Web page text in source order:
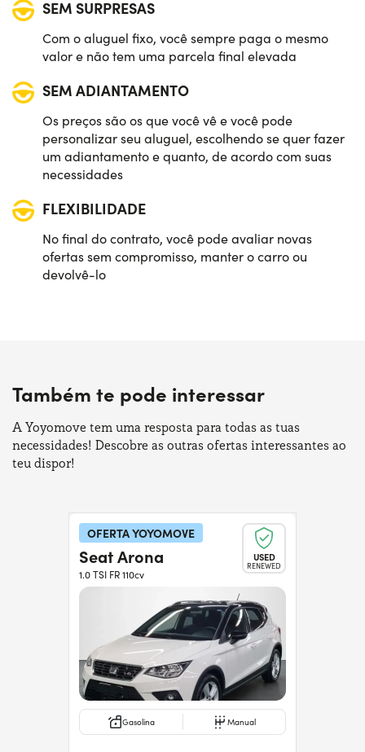
SEM SURPRESAS
Com o aluguel fixo, você sempre paga o mesmo
valor e não tem uma parcela final elevada
SEM ADIANTAMENTO
Os preços são os que você vê e você pode
personalizar seu aluguel, escolhendo se quer fazer
um adiantamento e quanto, de acordo com suas
necessidades
FLEXIBILIDADE
No final do contrato, você pode avaliar novas
ofertas sem compromisso, manter o carro ou
devolvê-lo
Também te pode interessar
A Yoyomove tem uma resposta para todas as tuas
necessidades! Descobre as outras ofertas interessantes ao
teu dispor!
OFERTA YOYOMOVE
USED
RENEWED
Seat Arona
1.0 TSI FR 110cv
Gasolina Manual